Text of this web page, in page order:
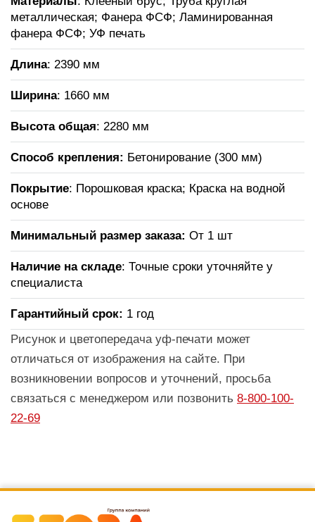
металлическая; Фанера ФСФ; Ламинированная
фанера ФСФ; УФ печать
Длина: 2390 мм
Ширина: 1660 мм
Высота общая: 2280 мм
Способ крепления: Бетонирование (300 мм)
Покрытие: Порошковая краска; Краска на водной
основе
Минимальный размер заказа: От 1 шт
Наличие на складе: Точные сроки уточняйте у
специалиста
Гарантийный срок: 1 год
Рисунок и цветопередача уф-печати может
отличаться от изображения на сайте. При
возникновении вопросов и уточнений, просьба
связаться с менеджером или позвонить 8-800-100-
22-69